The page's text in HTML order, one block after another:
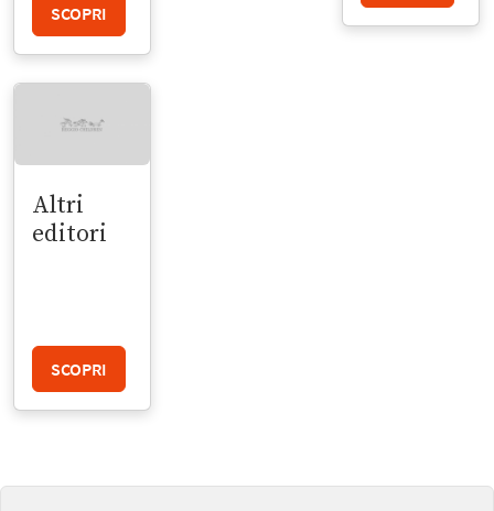
SCOPRI
Altri
editori
SCOPRI